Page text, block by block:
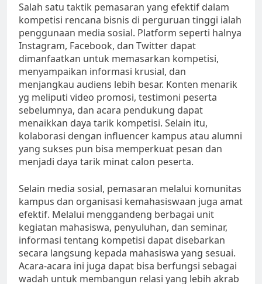
Salah satu taktik pemasaran yang efektif dalam
kompetisi rencana bisnis di perguruan tinggi ialah
penggunaan media sosial. Platform seperti halnya
Instagram, Facebook, dan Twitter dapat
dimanfaatkan untuk memasarkan kompetisi,
menyampaikan informasi krusial, dan
menjangkau audiens lebih besar. Konten menarik
yg meliputi video promosi, testimoni peserta
sebelumnya, dan acara pendukung dapat
menaikkan daya tarik kompetisi. Selain itu,
kolaborasi dengan influencer kampus atau alumni
yang sukses pun bisa memperkuat pesan dan
menjadi daya tarik minat calon peserta.
Selain media sosial, pemasaran melalui komunitas
kampus dan organisasi kemahasiswaan juga amat
efektif. Melalui menggandeng berbagai unit
kegiatan mahasiswa, penyuluhan, dan seminar,
informasi tentang kompetisi dapat disebarkan
secara langsung kepada mahasiswa yang sesuai.
Acara-acara ini juga dapat bisa berfungsi sebagai
wadah untuk membangun relasi yang lebih akrab